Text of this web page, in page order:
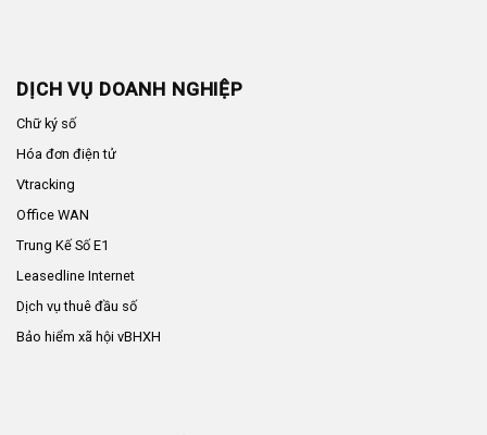
DỊCH VỤ DOANH NGHIỆP
Chữ ký số
Hóa đơn điện tử
Vtracking
Office WAN
Trung Kế Số E1
Leasedline Internet
Dịch vụ thuê đầu số
Bảo hiểm xã hội vBHXH